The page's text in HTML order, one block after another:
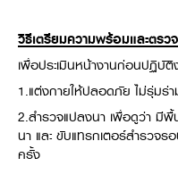
โครงการเกษตรแปลงใหญ่
เอกสารดาวน์โหลด
วารสารออนไลน์
ภาษา
วิธีเตรียมความพร้อมและตรว
เพื่อประเมินหน้างานก่อนปฏิบั
1.แต่งกายให้ปลอดภัย ไม่รุ่มร่
2.สำรวจแปลงนา เพื่อดูว่า มี
นา และ ขับแทรกเตอร์สำรว
ครั้ง